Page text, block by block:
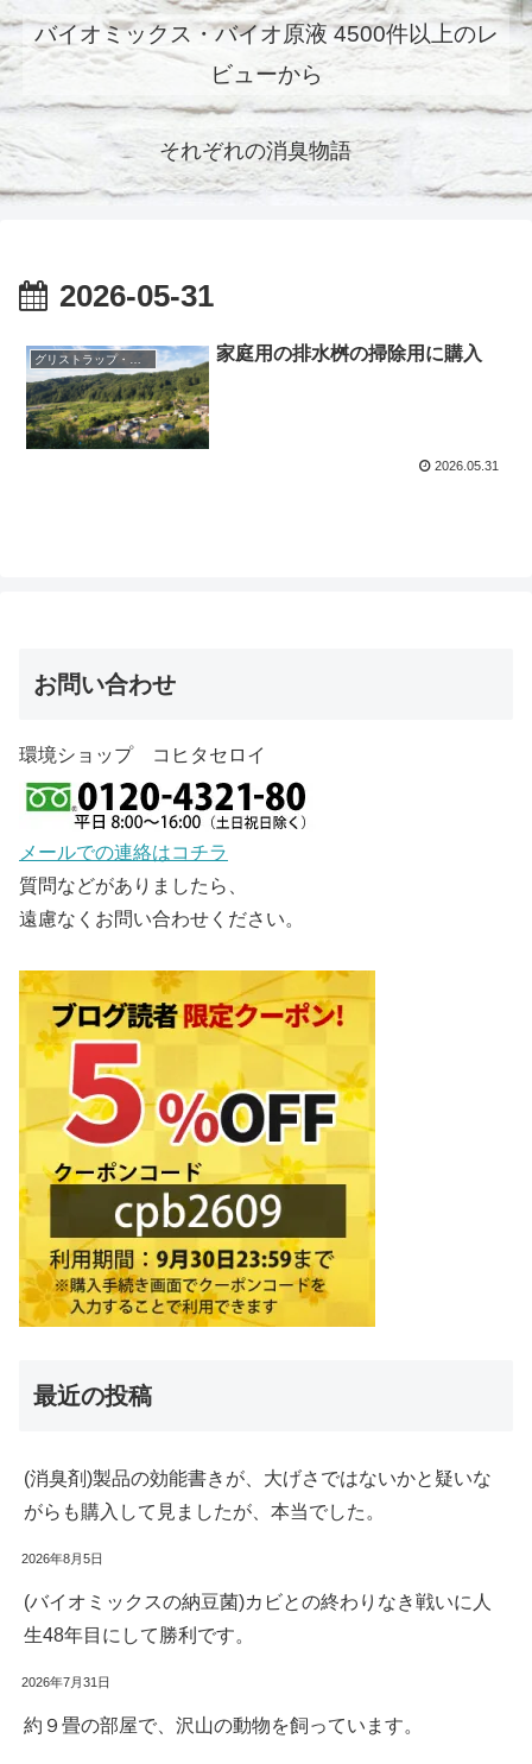
バイオミックス・バイオ原液 4500件以上のレ
ビューから
それぞれの消臭物語
2026-05-31
家庭用の排水桝の掃除用に購入
2026.05.31
お問い合わせ
環境ショップ コヒタセロイ
メールでの連絡はコチラ
質問などがありましたら、
遠慮なくお問い合わせください。
最近の投稿
(消臭剤)製品の効能書きが、大げさではないかと疑いな
がらも購入して見ましたが、本当でした。
2026年8月5日
(バイオミックスの納豆菌)カビとの終わりなき戦いに人
生48年目にして勝利です。
2026年7月31日
約９畳の部屋で、沢山の動物を飼っています。